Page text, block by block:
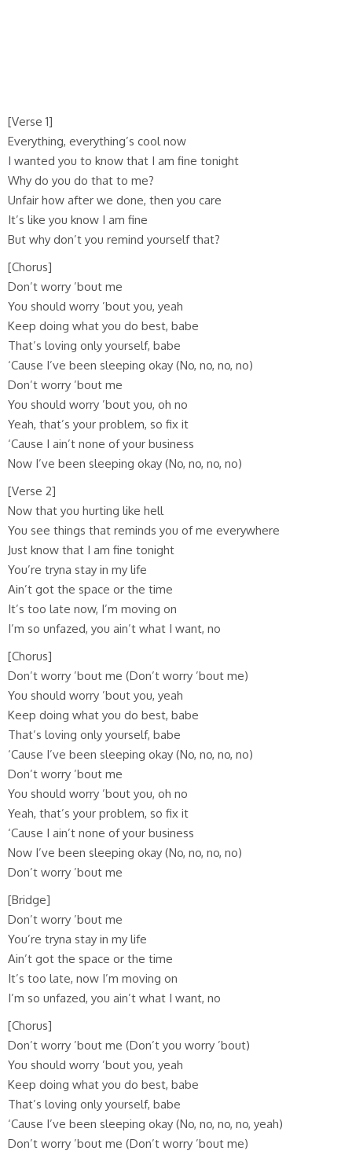
[Verse 1]
Everything, everything’s cool now
I wanted you to know that I am fine tonight
Why do you do that to me?
Unfair how after we done, then you care
It’s like you know I am fine
But why don’t you remind yourself that?
[Chorus]
Don’t worry ’bout me
You should worry ’bout you, yeah
Keep doing what you do best, babe
That’s loving only yourself, babe
‘Cause I’ve been sleeping okay (No, no, no, no)
Don’t worry ’bout me
You should worry ’bout you, oh no
Yeah, that’s your problem, so fix it
‘Cause I ain’t none of your business
Now I’ve been sleeping okay (No, no, no, no)
[Verse 2]
Now that you hurting like hell
You see things that reminds you of me everywhere
Just know that I am fine tonight
You’re tryna stay in my life
Ain’t got the space or the time
It’s too late now, I’m moving on
I’m so unfazed, you ain’t what I want, no
[Chorus]
Don’t worry ’bout me (Don’t worry ’bout me)
You should worry ’bout you, yeah
Keep doing what you do best, babe
That’s loving only yourself, babe
‘Cause I’ve been sleeping okay (No, no, no, no)
Don’t worry ’bout me
You should worry ’bout you, oh no
Yeah, that’s your problem, so fix it
‘Cause I ain’t none of your business
Now I’ve been sleeping okay (No, no, no, no)
Don’t worry ’bout me
[Bridge]
Don’t worry ’bout me
You’re tryna stay in my life
Ain’t got the space or the time
It’s too late, now I’m moving on
I’m so unfazed, you ain’t what I want, no
[Chorus]
Don’t worry ’bout me (Don’t you worry ’bout)
You should worry ’bout you, yeah
Keep doing what you do best, babe
That’s loving only yourself, babe
‘Cause I’ve been sleeping okay (No, no, no, no, yeah)
Don’t worry ’bout me (Don’t worry ’bout me)